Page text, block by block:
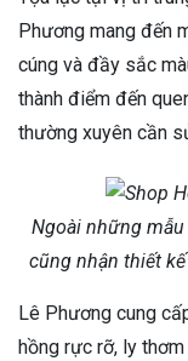
Phương mang đến
cúng và đầy sắc
thành điểm đến
thường xuyên cần
Ngoài những
cũng nhận thiết
Lê Phương cung
hồng rực rỡ, ly